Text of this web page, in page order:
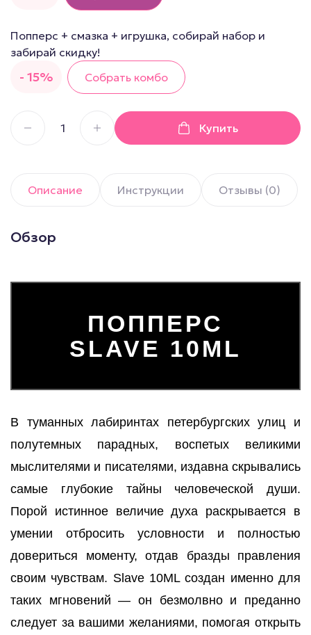
- 15%
Попперс + смазка + игрушка, собирай набор и
забирай скидку!
Собрать комбо
Купить
Описание Инструкции Отзывы (0)
Обзор
ПОППЕРС
SLAVE 10ML
В туманных лабиринтах петербургских улиц и
полутемных парадных, воспетых великими
мыслителями и писателями, издавна скрывались
самые глубокие тайны человеческой души.
Порой истинное величие духа раскрывается в
умении отбросить условности и полностью
довериться моменту, отдав бразды правления
своим чувствам. Slave 10ML создан именно для
таких мгновений — он безмолвно и преданно
следует за вашими желаниями, помогая открыть